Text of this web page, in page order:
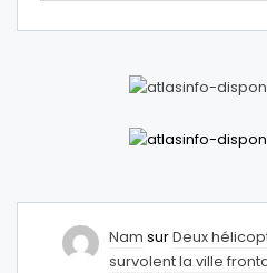
Nam surDeux
survolent la ville